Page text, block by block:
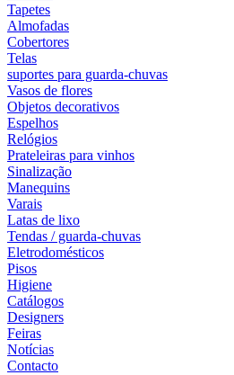
Tapetes
Almofadas
Cobertores
Telas
suportes para guarda-chuvas
Vasos de flores
Objetos decorativos
Espelhos
Relógios
Prateleiras para vinhos
Sinalização
Manequins
Varais
Latas de lixo
Tendas / guarda-chuvas
Eletrodomésticos
Pisos
Higiene
Catálogos
Designers
Feiras
Notícias
Contacto